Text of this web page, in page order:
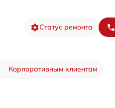
Статус ремонта
Корпоративным клиентам